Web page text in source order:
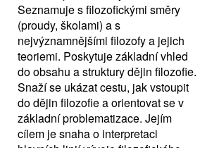
Seznamuje s filozofickými směry
(proudy, školami) a s
nejvýznamnějšími filozofy a jejich
teoriemi. Poskytuje základní vhled
do obsahu a struktury dějin filozofie.
Snaží se ukázat cestu, jak vstoupit
do dějin filozofie a orientovat se v
základní problematizace. Jejím
cílem je snaha o interpretaci